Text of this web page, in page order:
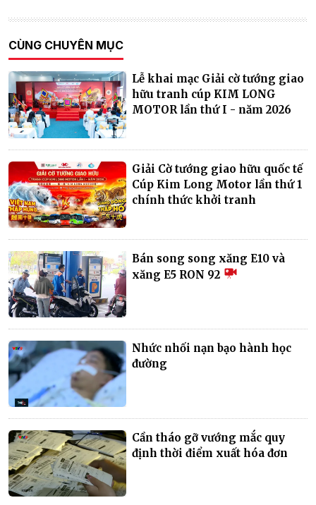
CÙNG CHUYÊN MỤC
Lễ khai mạc Giải cờ tướng giao
hữu tranh cúp KIM LONG
MOTOR lần thứ I - năm 2026
Giải Cờ tướng giao hữu quốc tế
Cúp Kim Long Motor lần thứ 1
chính thức khởi tranh
Bán song song xăng E10 và
xăng E5 RON 92
Nhức nhối nạn bạo hành học
đường
Cần tháo gỡ vướng mắc quy
định thời điểm xuất hóa đơn